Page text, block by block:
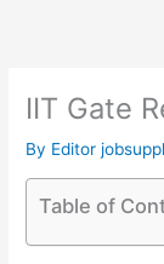
IIT Gate
By Editor
Table of